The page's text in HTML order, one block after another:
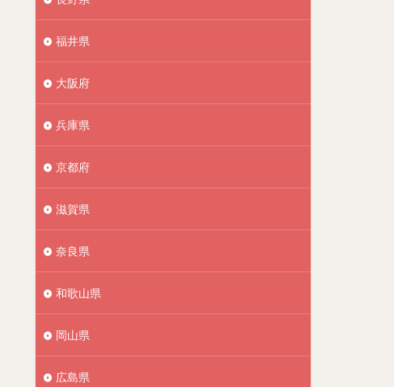
福井県
大阪府
兵庫県
京都府
滋賀県
奈良県
和歌山県
岡山県
広島県